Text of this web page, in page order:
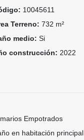
10045611
Terreno: 732 m²
medio: Si
construcción: 2022
Empotrados
en habitación principal